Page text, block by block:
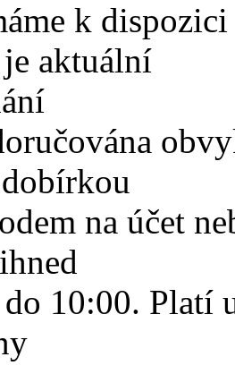
k
aktuální
na účet
10:00. Platí